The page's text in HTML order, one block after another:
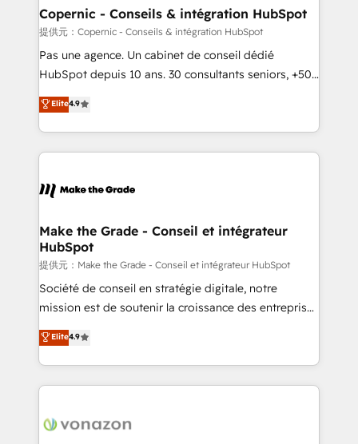
One company, one operating model, delivering
across offices and consulting teams in the UK, USA,
Canada, Germany, France, Belgium, Singapore, and
South Africa. Certified compliant with ISO/IEC
international offices and 175+ employees.
Copernic - Conseils & intégration HubSpot
提供元：Copernic - Conseils & intégration HubSpot
Pas une agence. Un cabinet de conseil dédié
HubSpot depuis 10 ans. 30 consultants seniors, +500
clients, un ROI mesurable. Notre mission : faire de
HubSpot un vrai levier de performance pour votre
organisation. Cela passe par la compréhension de
vos processus, la fiabilisation de vos données et
la plateforme. Nos domaines d'intervention : -
& reprise de données - Stratégie RevOps &
alignement Marketing / Sales - Data, reporting &
tableaux de bord - Onboarding, audit &
optimisation - Intégrations métiers (ERP, téléphonie,
e-commerce) - Formation & accompagnement au
et grandes entreprises en France et à l'international,
dans des secteurs variés : SaaS, immobilier,
Elite4.9
Make the Grade - Conseil et intégrateur
HubSpot
提供元：Make the Grade - Conseil et intégrateur HubSpot
Société de conseil en stratégie digitale, notre
mission est de soutenir la croissance des entreprises
B2B à travers l’acquisition de nouveaux clients,
l'intégration CRM et le développement des revenus
auprès de vos comptes existants. En France et à
l'international, nous travaillons avec des ETI
delà d’une simple transformation digitale et des
Elite4.9